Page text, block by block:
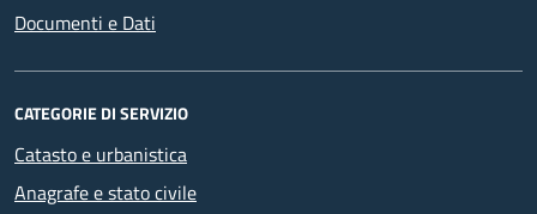
Documenti e Dati
CATEGORIE DI SERVIZIO
Catasto e urbanistica
Anagrafe e stato civile